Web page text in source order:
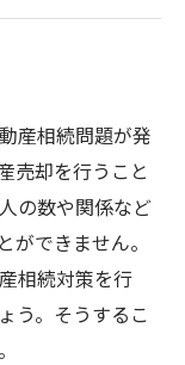
産相続問題が発
売却を行うこと
の数や関係など
できません。
相続対策を行
う。そうするこ